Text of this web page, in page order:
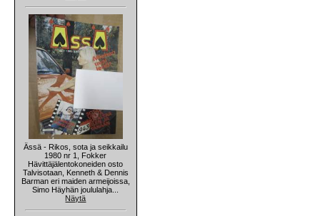
Ässä - Rikos, sota ja seikkailu
1980 nr 1, Fokker
Hävittäjälentokoneiden osto
Talvisotaan, Kenneth & Dennis
Barman eri maiden armeijoissa,
Simo Häyhän joululahja...
Näytä